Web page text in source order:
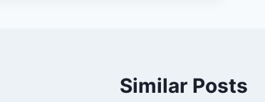
Similar Posts